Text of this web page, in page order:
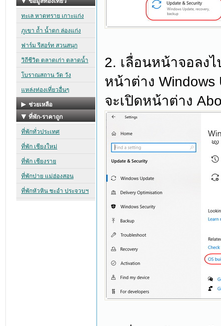
2. เลื่อนหน้าจอลง
หน้าต่าง
จะเปิดหน้าต่าง